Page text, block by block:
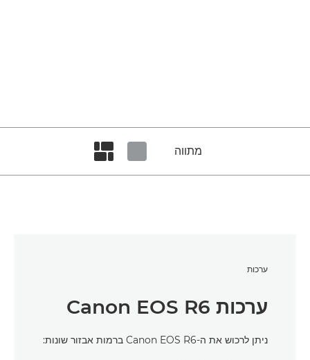
מתווה
ערכות
ערכות Canon EOS R6
ניתן לרכוש את ה-Canon EOS R6 ברמות אבזור שונות: